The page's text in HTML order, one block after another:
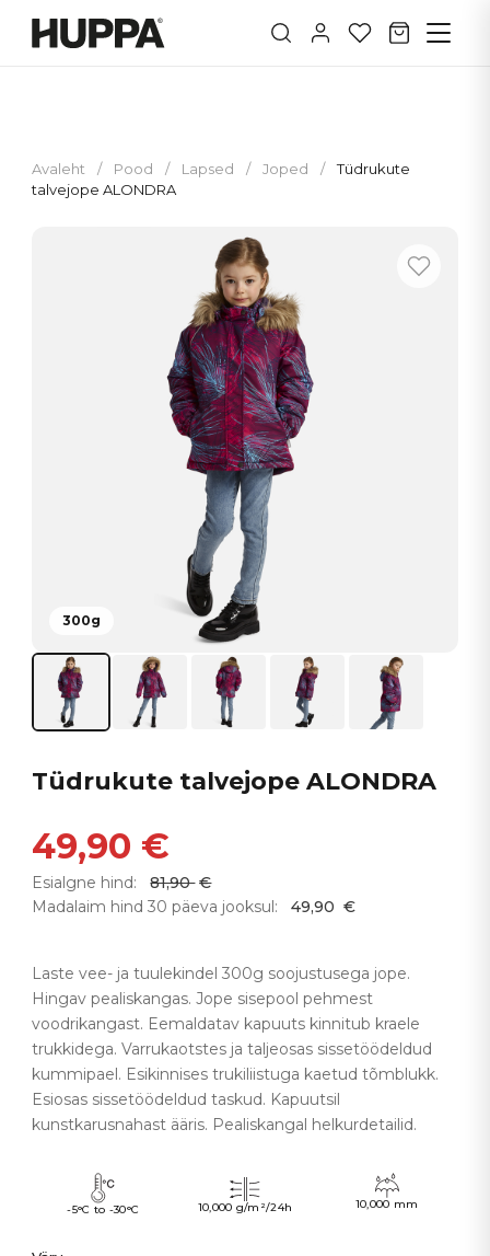
Avaleht / Pood / Lapsed / Joped /
Tüdrukute
talvejope ALONDRA
300g
Tüdrukute talvejope ALONDRA
49,90 €
Esialgne hind: 81,90 €
Madalaim hind 30 päeva jooksul:
49,90 €
Laste vee- ja tuulekindel 300g soojustusega jope.
Hingav pealiskangas. Jope sisepool pehmest
voodrikangast. Eemaldatav kapuuts kinnitub kraele
trukkidega. Varrukaotstes ja taljeosas sissetöödeldud
kummipael. Esikinnises trukiliistuga kaetud tõmblukk.
Esiosas sissetöödeldud taskud. Kapuutsil
kunstkarusnahast ääris. Pealiskangal helkurdetailid.
-5°C to -30°C 10,000 g/m²/24h 10,000 mm